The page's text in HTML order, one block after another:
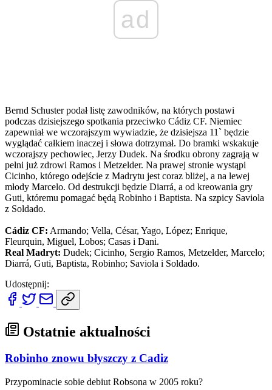
ad
Bernd Schuster podał listę zawodników, na których postawi
podczas dzisiejszego spotkania przeciwko Cádiz CF. Niemiec
zapewniał we wczorajszym wywiadzie, że dzisiejsza 11` będzie
wyglądać całkiem inaczej i słowa dotrzymał. Do bramki wskakuje
wczorajszy pechowiec, Jerzy Dudek. Na środku obrony zagrają w
pełni już zdrowi Ramos i Metzelder. Na prawej stronie wystąpi
Cicinho, którego odejście z Madrytu jest coraz bliżej, a na lewej
młody Marcelo. Od destrukcji będzie Diarrá, a od kreowania gry
Guti, któremu pomagać będą Robinho i Baptista. Na szpicy Saviola
z Soldado.
Cádiz CF: Armando; Vella, César, Yago, López; Enrique,
Fleurquin, Miguel, Lobos; Casas i Dani.
Real Madryt: Dudek; Cicinho, Sergio Ramos, Metzelder, Marcelo;
Diarrá, Guti, Baptista, Robinho; Saviola i Soldado.
Udostępnij:
Ostatnie aktualności
Robinho znowu błyszczy z Cadiz
Przypominacie sobie debiut Robsona w 2005 roku?